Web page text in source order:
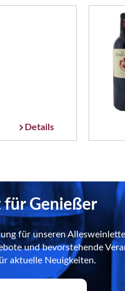
Details
Genießer
für unseren
und bevorstehende
aktuelle Neuigkeiten.